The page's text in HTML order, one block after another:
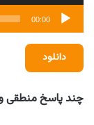
00:00
دانلود
چند پاسخ منطقی